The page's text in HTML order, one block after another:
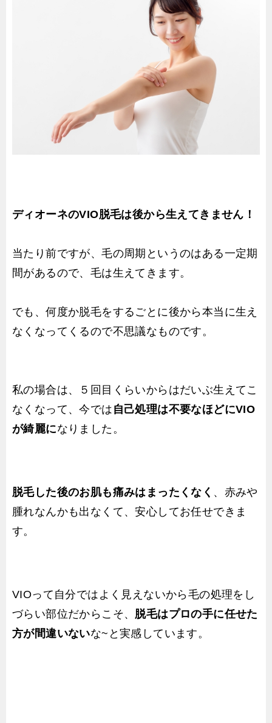
ディオーネのVIO脱毛は後から生えてきません！
当たり前ですが、毛の周期というのはある一定期
間があるので、毛は生えてきます。
でも、何度か脱毛をするごとに後から本当に生え
なくなってくるので不思議なものです。
私の場合は、５回目くらいからはだいぶ生えてこ
なくなって、今では 自己処理は不要なほどにVIO
が綺麗になりました。
脱毛した後のお肌も痛みはまったくなく 、赤みや
腫れなんかも出なくて、安心してお任せできま
す。
VIOって自分ではよく見えないから毛の処理をし
づらい部位だからこそ、 脱毛はプロの手に任せた
方が間違いないな~と実感しています。